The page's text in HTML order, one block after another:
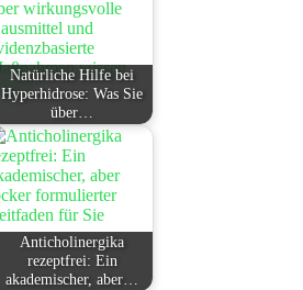
Natürliche Hilfe bei
Hyperhidrose: Was Sie
über…
Anticholinergika
rezeptfrei: Ein
akademischer, aber…